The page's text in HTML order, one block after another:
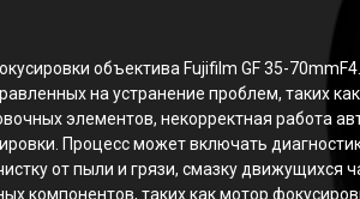
объектива Fujifilm GF 35-
на устранение проблем, таких
элементов, некорректная работа
Процесс может включать
от пыли и грязи, смазку движущихся
компонентов, таких как мотор